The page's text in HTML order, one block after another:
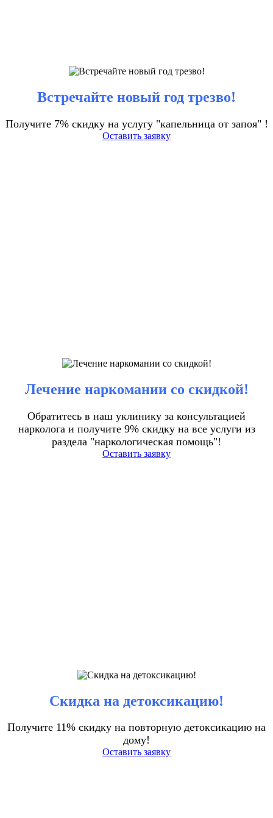
Встречайте новый год трезво!
Получите 7% скидку на услугу "капельница от запоя" !
Оставить заявку
Лечение наркомании со скидкой!
Обратитесь в наш уклинику за консультацией
нарколога и получите 9% скидку на все услуги из
раздела "наркологическая помощь"!
Оставить заявку
Скидка на детоксикацию!
Получите 11% скидку на повторную детоксикацию на
дому!
Оставить заявку